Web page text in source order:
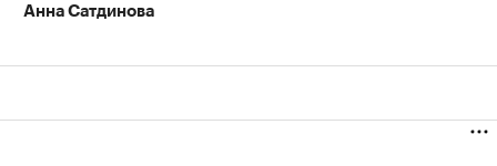
Анна Сатдинова